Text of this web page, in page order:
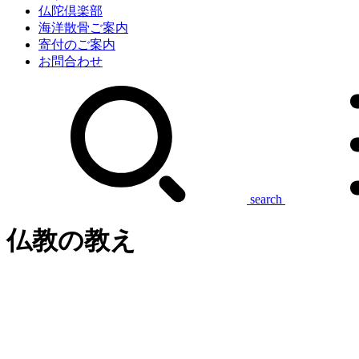
仏陀倶楽部
海洋散骨ご案内
寄付のご案内
お問合わせ
search
仏教の教え